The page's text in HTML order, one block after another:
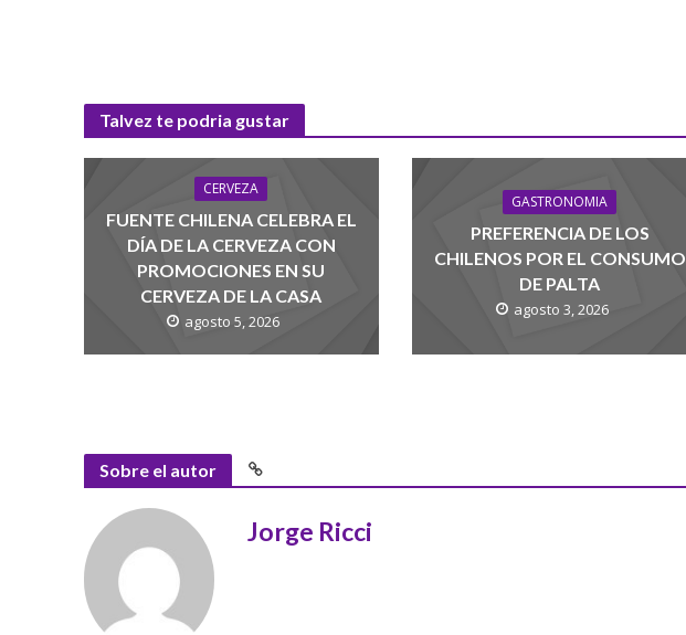
Talvez te podria gustar
CERVEZA
FUENTE CHILENA CELEBRA EL
DÍA DE LA CERVEZA CON
PROMOCIONES EN SU
CERVEZA DE LA CASA
agosto 5, 2026
GASTRONOMIA
PREFERENCIA DE LOS
CHILENOS POR EL CONSUMO
DE PALTA
agosto 3, 2026
Sobre el autor
Jorge Ricci